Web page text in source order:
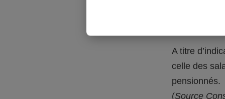
Plus
A titre
celle des
pensionnés.
(Source